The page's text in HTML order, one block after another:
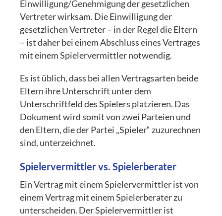
Einwilligung/Genehmigung der gesetzlichen
Vertreter wirksam. Die Einwilligung der
gesetzlichen Vertreter – in der Regel die Eltern
– ist daher bei einem Abschluss eines Vertrages
mit einem Spielervermittler notwendig.
Es ist üblich, dass bei allen Vertragsarten beide
Eltern ihre Unterschrift unter dem
Unterschriftfeld des Spielers platzieren. Das
Dokument wird somit von zwei Parteien und
den Eltern, die der Partei „Spieler“ zuzurechnen
sind, unterzeichnet.
Spielervermittler vs. Spielerberater
Ein Vertrag mit einem Spielervermittler ist von
einem Vertrag mit einem Spielerberater zu
unterscheiden. Der Spielervermittler ist